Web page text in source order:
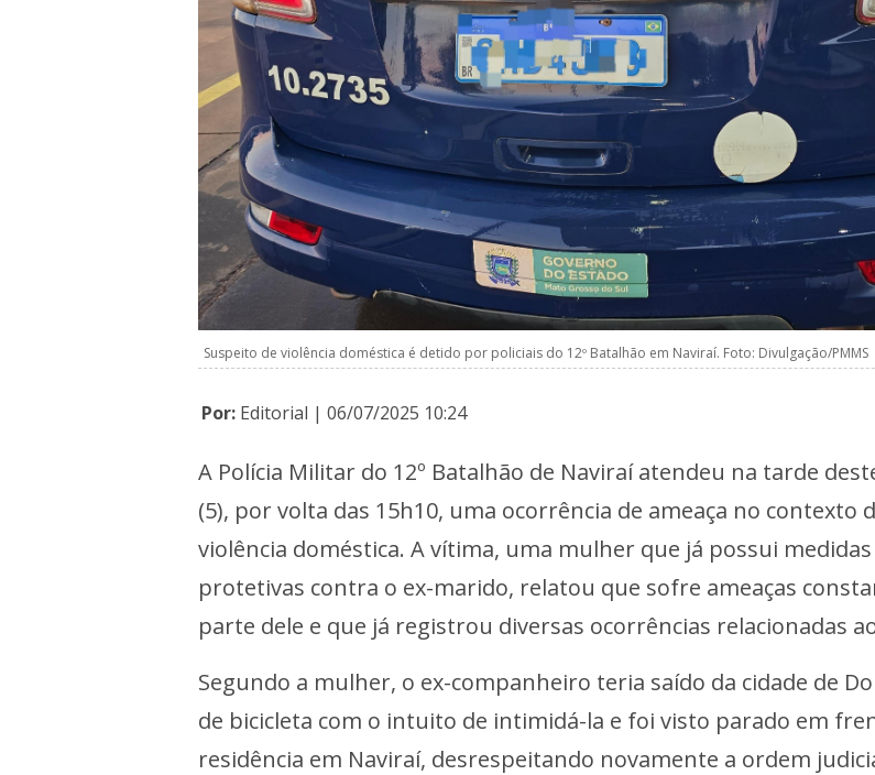
Suspeito de violência doméstica é detido por policiais do 12º Batalhão em Naviraí. Foto: Divulgação/PMMS
Por: Editorial | 06/07/2025 10:24
A Polícia Militar do 12º Batalhão de Naviraí atendeu na tarde
(5), por volta das 15h10, uma ocorrência de ameaça no contexto
violência doméstica. A vítima, uma mulher que já possui medidas
protetivas contra o ex-marido, relatou que sofre ameaças
parte dele e que já registrou diversas ocorrências relacionadas
Segundo a mulher, o ex-companheiro teria saído da cidade de
de bicicleta com o intuito de intimidá-la e foi visto parado em
residência em Naviraí, desrespeitando novamente a ordem